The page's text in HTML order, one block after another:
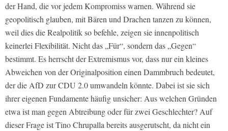
der Hand, die vor jedem Kompromiss warnen. Während sie
geopolitisch glauben, mit Bären und Drachen tanzen zu können,
weil dies die Realpolitik so befehle, zeigen sie innenpolitisch
keinerlei Flexibilität. Nicht das „Für“, sondern das „Gegen“
bestimmt. Es herrscht der Extremismus vor, dass nur ein kleines
Abweichen von der Originalposition einen Dammbruch bedeutet,
der die AfD zur CDU 2.0 umwandeln könnte. Dabei ist sie sich
ihrer eigenen Fundamente häufig unsicher: Aus welchen Gründen
etwa ist man gegen Abtreibung oder für zwei Geschlechter? Auf
dieser Frage ist Tino Chrupalla bereits ausgerutscht, da nicht ein